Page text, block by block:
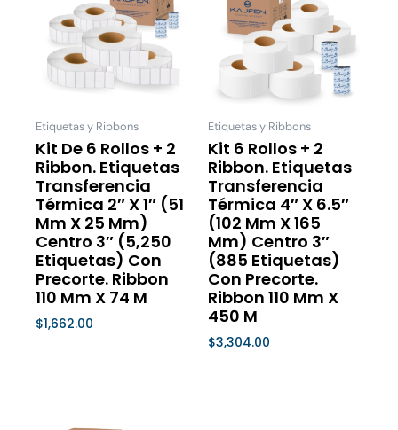
Etiquetas y Ribbons
Kit De 6 Rollos + 2
Ribbon. Etiquetas
Transferencia
Térmica 2″ X 1″ (51
Mm X 25 Mm)
Centro 3″ (5,250
Etiquetas) Con
Precorte. Ribbon
110 Mm X 74 M
$1,662.00
tiene
múltiples
variantes.
opciones
pueden
elegir
la
página
producto
Etiquetas y Ribbons
Kit 6 Rollos + 2
Ribbon. Etiquetas
Transferencia
Térmica 4″ X 6.5″
(102 Mm X 165
Mm) Centro 3″
(885 Etiquetas)
Con Precorte.
Ribbon 110 Mm X
450 M
$3,304.00
múltiples
Las
elegir